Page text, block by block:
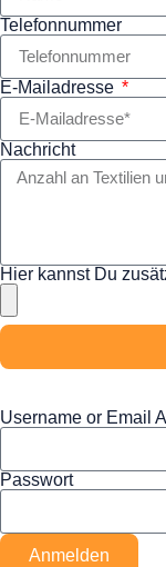
Telefonnummer
E-Mailadresse
Nachricht
Hier kannst Du
Username or Email
Passwort
Anmelden